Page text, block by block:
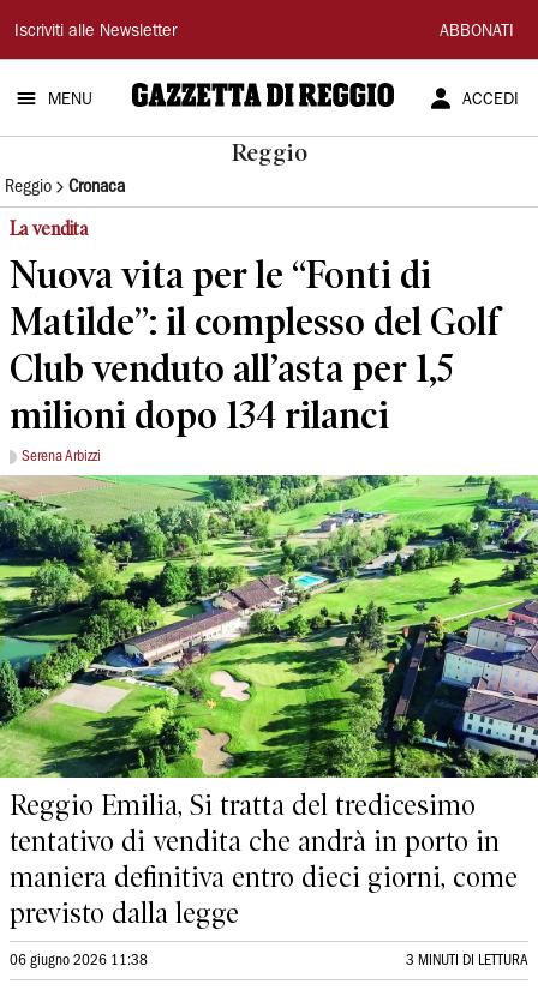
Gazzetta
di
Reggio
Iscriviti alle Newsletter ABBONATI
MENU ACCEDI
Reggio
Reggio Cronaca
La vendita
Nuova vita per le “Fonti di
Matilde”: il complesso del Golf
Club venduto all’asta per 1,5
milioni dopo 134 rilanci
Serena Arbizzi
Reggio Emilia, Si tratta del tredicesimo
tentativo di vendita che andrà in porto in
maniera definitiva entro dieci giorni, come
previsto dalla legge
06 giugno 2026 11:38 3 MINUTI DI LETTURA